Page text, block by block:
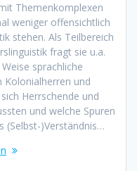
Themenkomplexen
weniger offensichtlich
stehen. Als Teilbereich
fragt sie u.a.
sprachliche
Kolonialherren und
Herrschende und
und welche Spuren
(Selbst-)Verständnis…